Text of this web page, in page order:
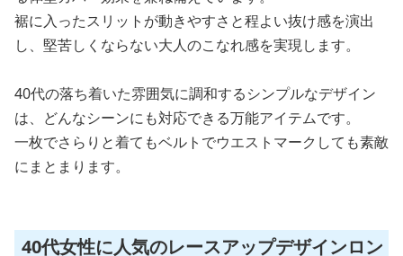
裾に入ったスリットが動きやすさと程よい抜け感を演出
し、堅苦しくならない大人のこなれ感を実現します。
40代の落ち着いた雰囲気に調和するシンプルなデザイン
は、どんなシーンにも対応できる万能アイテムです。
一枚でさらりと着てもベルトでウエストマークしても素敵
にまとまります。
40代女性に人気のレースアップデザインロン